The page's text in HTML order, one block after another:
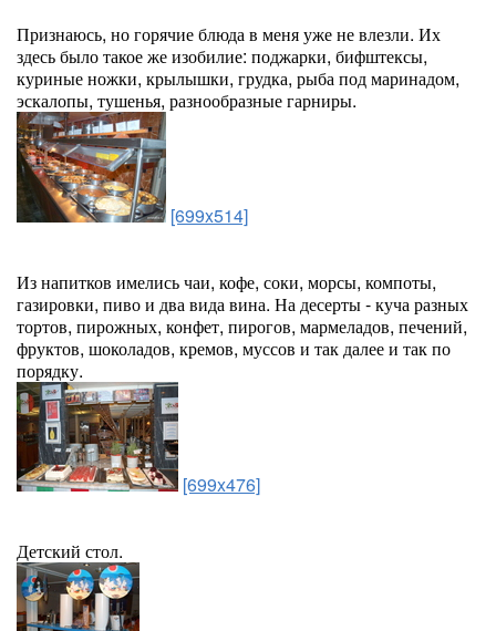
Признаюсь, но горячие блюда в меня уже не влезли. Их
здесь было такое же изобилие: поджарки, бифштексы,
куриные ножки, крылышки, грудка, рыба под маринадом,
эскалопы, тушенья, разнообразные гарниры.
[699x514]
Из напитков имелись чаи, кофе, соки, морсы, компоты,
газировки, пиво и два вида вина. На десерты - куча разных
тортов, пирожных, конфет, пирогов, мармеладов, печений,
фруктов, шоколадов, кремов, муссов и так далее и так по
порядку.
[699x476]
Детский стол.